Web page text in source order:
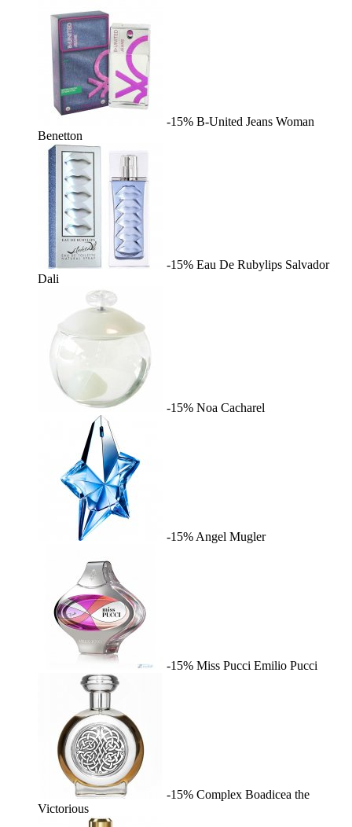
-15% B-United Jeans Woman
Benetton
-15% Eau De Rubylips Salvador
Dali
-15% Noa Cacharel
-15% Angel Mugler
-15% Miss Pucci Emilio Pucci
-15% Complex Boadicea the
Victorious